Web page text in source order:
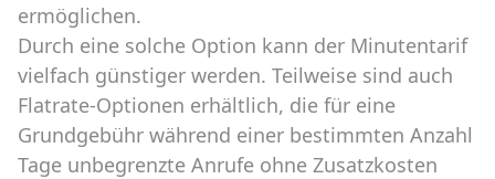
ermöglichen.
Durch eine solche Option kann der Minutentarif
vielfach günstiger werden. Teilweise sind auch
Flatrate-Optionen erhältlich, die für eine
Grundgebühr während einer bestimmten Anzahl
Tage unbegrenzte Anrufe ohne Zusatzkosten